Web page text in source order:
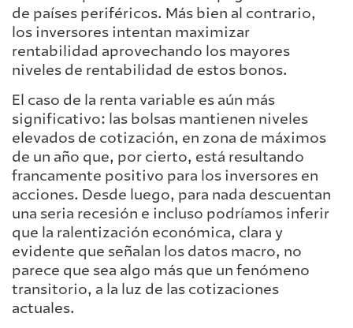
de países periféricos. Más bien al contrario,
los inversores intentan maximizar
rentabilidad aprovechando los mayores
niveles de rentabilidad de estos bonos.
El caso de la renta variable es aún más
significativo: las bolsas mantienen niveles
elevados de cotización, en zona de máximos
de un año que, por cierto, está resultando
francamente positivo para los inversores en
acciones. Desde luego, para nada descuentan
una seria recesión e incluso podríamos inferir
que la ralentización económica, clara y
evidente que señalan los datos macro, no
parece que sea algo más que un fenómeno
transitorio, a la luz de las cotizaciones
actuales.